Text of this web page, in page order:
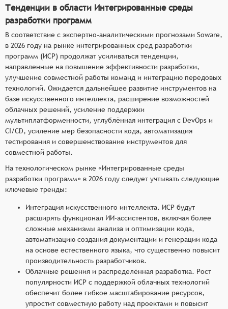
Тенденции в области Интегрированные среды
разработки программ
В соответствие с экспертно-аналитическими прогнозами Soware,
в 2026 году на рынке интегрированных сред разработки
программ (ИСР) продолжат усиливаться тенденции,
направленные на повышение эффективности разработки,
улучшение совместной работы команд и интеграцию передовых
технологий. Ожидается дальнейшее развитие инструментов на
базе искусственного интеллекта, расширение возможностей
облачных решений, усиление поддержки
мультиплатформенности, углублённая интеграция с DevOps и
CI/CD, усиление мер безопасности кода, автоматизация
тестирования и совершенствование инструментов для
совместной работы.
На технологическом рынке «Интегрированные среды
разработки программ» в 2026 году следует учтывать следующие
ключевые тренды:
Интеграция искусственного интеллекта. ИСР будут
расширять функционал ИИ-ассистентов, включая более
сложные механизмы анализа и оптимизации кода,
автоматизацию создания документации и генерации кода
на основе естественного языка, что существенно повысит
производительность разработчиков.
Облачные решения и распределённая разработка. Рост
популярности ИСР с поддержкой облачных технологий
обеспечит более гибкое масштабирование ресурсов,
упростит совместную работу над проектами и повысит